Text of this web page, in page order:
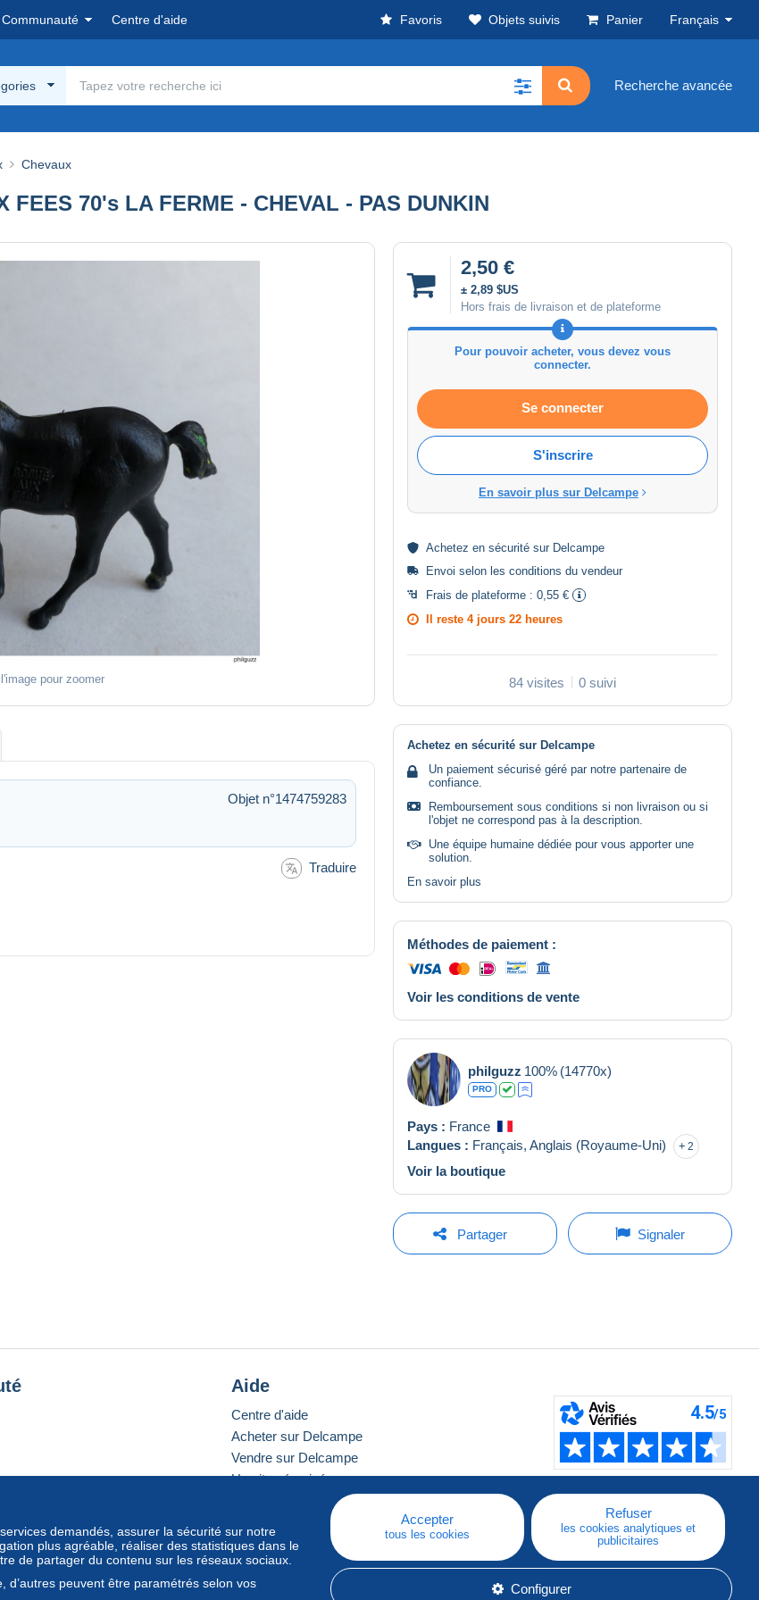
Communauté Centre d'aide Favoris Objets suivis Panier Français
Recherche avancée
Chevaux
FEES 70's LA FERME - CHEVAL - PAS DUNKIN
pour zoomer
2,50 €
± 2,89 $US
Hors frais de livraison et de plateforme
Pour pouvoir acheter, vous devez vous
connecter.
Se connecter
S'inscrire
En savoir plus sur Delcampe
Achetez en sécurité sur Delcampe
Envoi selon les conditions du vendeur
Frais de plateforme : 0,55 €
Il reste 4 jours 22 heures
84 visites 0 suivi
Objet n°1474759283
Traduire
Achetez en sécurité sur Delcampe
Un paiement sécurisé géré par notre partenaire de
confiance.
Remboursement sous conditions si non livraison ou si
l'objet ne correspond pas à la description.
Une équipe humaine dédiée pour vous apporter une
solution.
En savoir plus
Méthodes de paiement :
Voir les conditions de vente
philguzz 100% (14770x)
PRO
Pays : France
Langues : Français, Anglais (Royaume-Uni) 2
Voir la boutique
Partager Signaler
demandés, assurer la sécurité sur notre
plus agréable, réaliser des statistiques dans le
de partager du contenu sur les réseaux sociaux.
peuvent être paramétrés selon vos
Accepter
tous les cookies
Refuser
les cookies analytiques et
publicitaires
Configurer
Aide
Centre d'aide
Acheter sur Delcampe
Vendre sur Delcampe
Un site sécurisé